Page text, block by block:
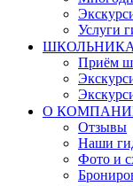
Услуги
Приём
О
Отзывы
Наши
Фото и